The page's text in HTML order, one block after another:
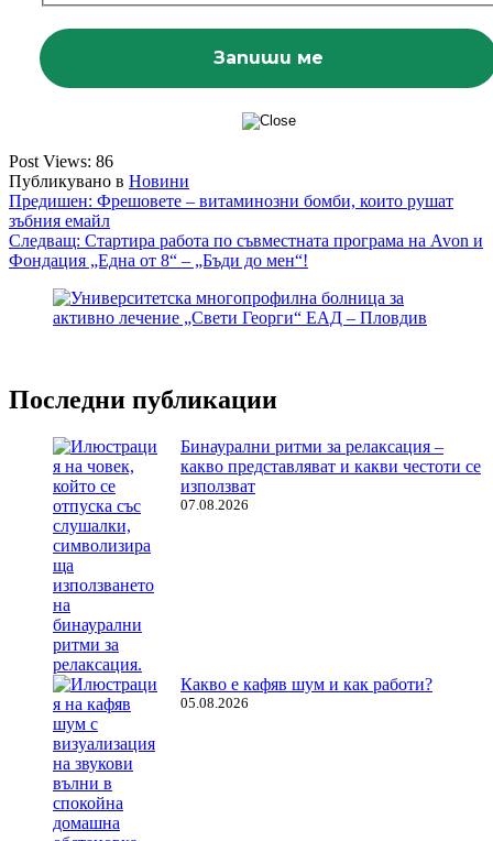
Post Views: 86
Публикувано в Новини
Навигация
Предишен: Фрешовете – витаминозни бомби, които рушат
зъбния емайл
Следващ: Стартира работа по съвместната програма на Avon и
Фондация „Една от 8“ – „Бъди до мен“!
Последни публикации
Бинаурални ритми за релаксация –
какво представляват и какви честоти се
използват
07.08.2026
Какво е кафяв шум и как работи?
05.08.2026